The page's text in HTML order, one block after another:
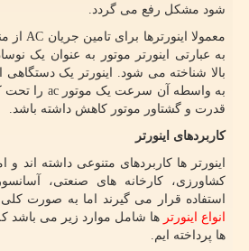
شود مشکل رفع می گردد.
معمولا اینورترها برای تامین جریان ACاز
به عبارتی اینورتر موتور به عنوان یک
بالا شناخته می شود. اینورتر یک
به واسطه آن سرعت یک موتورac را تحت
قدرت و گشتاور موتور کاهش داشته باشد.
کاربردهای اینورتر
اینورتر ها کاربردهای متنوعی داشته اند
کشاورزی، کارخانه های صنعتی،
استفاده قرار می گیرند اما به صورت
انواع اینورتر ها شامل موارد زیر می باشد
ها پرداخته ایم.